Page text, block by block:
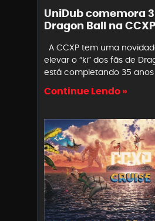
UniDub comemora
Dragon Ball na
A CCXP tem uma
elevar o “ki” dos fãs de
está completando 35
Continue Lendo »